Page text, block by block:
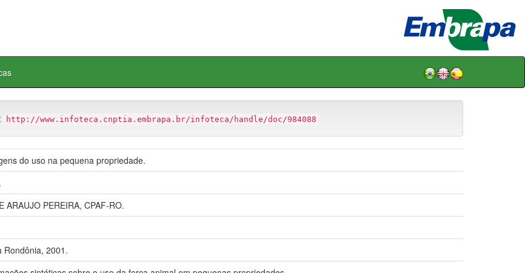
http://www.infoteca.cnptia.embrapa.br/infoteca/handle/doc/984088
do uso na pequena propriedade.
ARAUJO PEREIRA, CPAF-RO.
Rondônia, 2001.